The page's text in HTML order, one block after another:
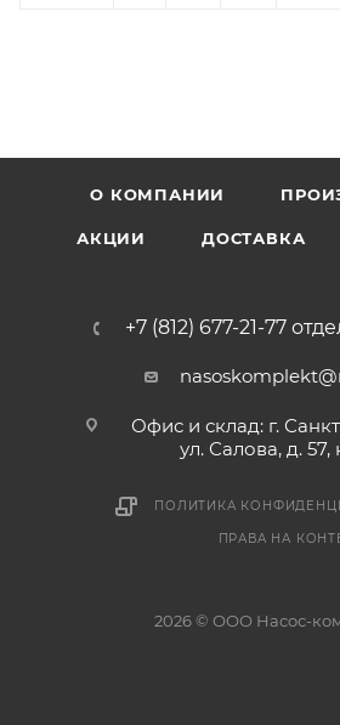
О КОМПАНИИ
АКЦИИ ДОСТАВКА
+7 (812) 677-21-77
Офис и склад: г.
ул. Салова, д. 57,
ПОЛИТИКА
ПРАВА НА
2026 © ООО Насос-